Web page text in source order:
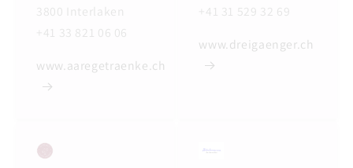
3800 Interlaken
+41 33 821 06 06
www.aaregetraenke.ch
+41 31 529 32 69
www.dreigaenger.ch